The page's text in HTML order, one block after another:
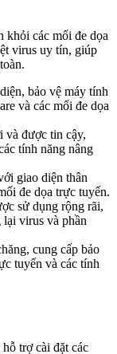
khỏi các mối đe dọa
virus uy tín, giúp
bảo vệ máy tính
và các mối đe dọa
và được tin cậy,
tính năng nâng
giao diện thân
đe dọa trực tuyến.
sử dụng rộng rãi,
lại virus và phần
cung cấp bảo
tuyến và các tính
trợ cài đặt các